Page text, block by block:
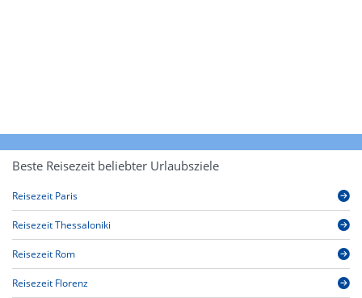
Beste Reisezeit beliebter Urlaubsziele
Reisezeit Paris
Reisezeit Thessaloniki
Reisezeit Rom
Reisezeit Florenz